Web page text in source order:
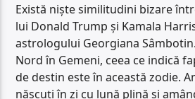
Există niște similitudini bizare
lui Donald Trump și Kamala
astrologului Georgiana
Nord în Gemeni, ceea ce indică
de destin este în această zodie.
născuți în zi cu lună plină și